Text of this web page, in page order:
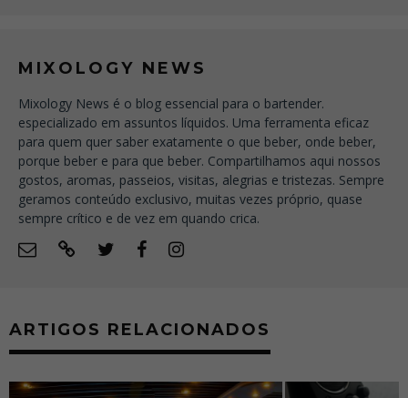
MIXOLOGY NEWS
Mixology News é o blog essencial para o bartender.
especializado em assuntos líquidos. Uma ferramenta eficaz
para quem quer saber exatamente o que beber, onde beber,
porque beber e para que beber. Compartilhamos aqui nossos
gostos, aromas, passeios, visitas, alegrias e tristezas. Sempre
geramos conteúdo exclusivo, muitas vezes próprio, quase
sempre crítico e de vez em quando crica.
ARTIGOS RELACIONADOS